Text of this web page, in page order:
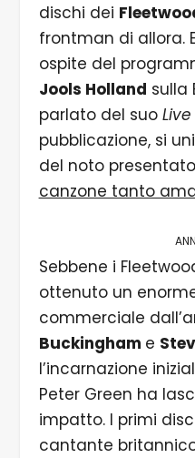
dischi dei
frontman di allora.
ospite del
Jools Holland sulla
parlato del suo
pubblicazione, si
del noto
canzone tanto
Sebbene i
ottenuto un
commerciale
Buckingham e
l’incarnazione
Peter Green ha
impatto. I primi
cantante